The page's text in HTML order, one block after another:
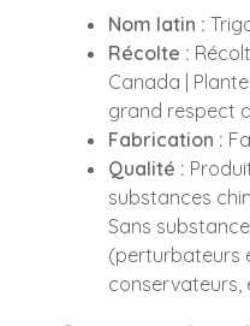
Nom latin :
Récolte :
Canada |
grand respect
Fabrication :
Qualité :
substances
Sans
(perturbateurs
conservateurs,